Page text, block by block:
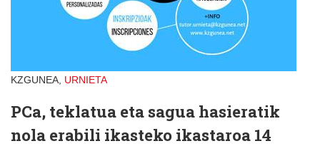
KZGUNEA, URNIETA
PCa, teklatua eta sagua hasieratik
nola erabili ikasteko ikastaroa 14